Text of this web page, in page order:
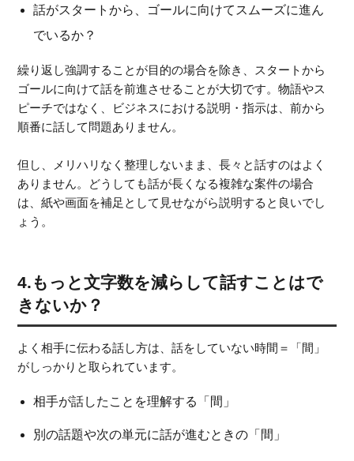
話がスタートから、ゴールに向けてスムーズに進ん
でいるか？
繰り返し強調することが目的の場合を除き、スタートから
ゴールに向けて話を前進させることが大切です。物語やス
ピーチではなく、ビジネスにおける説明・指示は、前から
順番に話して問題ありません。
但し、メリハリなく整理しないまま、長々と話すのはよく
ありません。どうしても話が長くなる複雑な案件の場合
は、紙や画面を補足として見せながら説明すると良いでし
ょう。
4.もっと文字数を減らして話すことはで
きないか？
よく相手に伝わる話し方は、話をしていない時間＝「間」
がしっかりと取られています。
相手が話したことを理解する「間」
別の話題や次の単元に話が進むときの「間」